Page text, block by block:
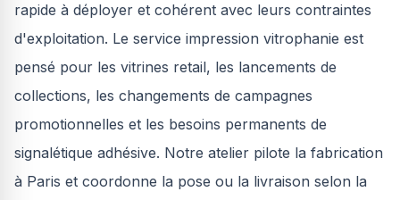
rapide à déployer et cohérent avec leurs contraintes
d'exploitation. Le service impression vitrophanie est
pensé pour les vitrines retail, les lancements de
collections, les changements de campagnes
promotionnelles et les besoins permanents de
signalétique adhésive. Notre atelier pilote la fabrication
à Paris et coordonne la pose ou la livraison selon la